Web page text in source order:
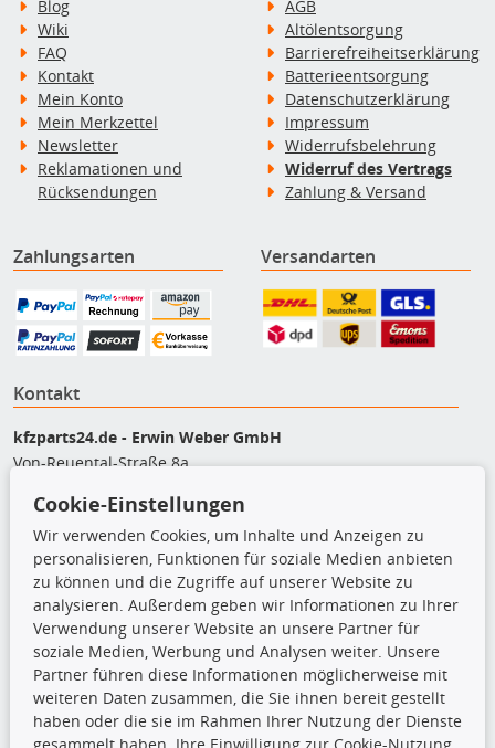
Blog
Wiki
FAQ
Kontakt
Mein Konto
Mein Merkzettel
Newsletter
Reklamationen und
Rücksendungen
AGB
Altölentsorgung
Barrierefreiheitserklärung
Batterieentsorgung
Datenschutzerklärung
Impressum
Widerrufsbelehrung
Widerruf des Vertrags
Zahlung & Versand
Zahlungsarten Versandarten
Kontakt
kfzparts24.de - Erwin Weber GmbH
Von-Reuental-Straße 8a
+49 (0) 8165 / 948 77 24
shop@kfzparts24.de
Top Produkte
Dachboxen
Dachgrundträger
Ersatzteile
Fahrradträger
Motoröle
Cookie-Einstellungen
Wir verwenden Cookies, um Inhalte und Anzeigen zu
personalisieren, Funktionen für soziale Medien anbieten
zu können und die Zugriffe auf unserer Website zu
analysieren. Außerdem geben wir Informationen zu Ihrer
Verwendung unserer Website an unsere Partner für
soziale Medien, Werbung und Analysen weiter. Unsere
Partner führen diese Informationen möglicherweise mit
weiteren Daten zusammen, die Sie ihnen bereit gestellt
haben oder die sie im Rahmen Ihrer Nutzung der Dienste
gesammelt haben. Ihre Einwilligung zur Cookie-Nutzung